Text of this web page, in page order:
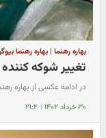
بهاره رهنما | بهاره رهنما
تغییر شوکه
در ادامه عکسی از بهاره
۳۰ خرداد ۱۴۰۲ | ۲۱:۲